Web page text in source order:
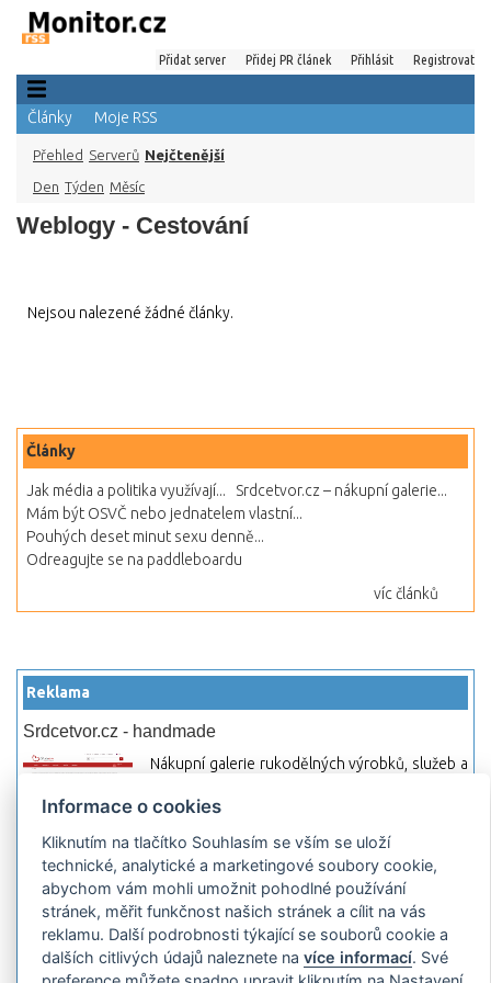
Přidat server Přidej PR článek Přihlásit Registrovat
Články Moje RSS
Přehled Serverů Nejčtenější
Den Týden Měsíc
Weblogy - Cestování
Nejsou nalezené žádné články.
Články
Jak média a politika využívají...
Srdcetvor.cz – nákupní galerie...
Mám být OSVČ nebo jednatelem vlastní...
Pouhých deset minut sexu denně...
Odreagujte se na paddleboardu
víc článků
Reklama
Srdcetvor.cz - handmade
Nákupní galerie rukodělných výrobků, služeb a
začít prodávat nebo jen nakupovat.
Hledej-hosting.cz - webhosting, VPS
hosting
Přehled webhostingových, multihosting a VPS
hosting programů s možností jejich
pokročilého vyhledávání a porovnávání.
Najděte si jednoduše vhodný hosting.
Informace o cookies
Kliknutím na tlačítko Souhlasím se vším se uloží
technické, analytické a marketingové soubory cookie,
abychom vám mohli umožnit pohodlné používání
stránek, měřit funkčnost našich stránek a cílit na vás
reklamu. Další podrobnosti týkající se souborů cookie a
dalších citlivých údajů naleznete navíce informací. Své